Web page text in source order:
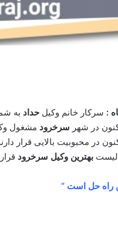
: سرکار خانم وکیل حداد به
در شهر سرخرود مشغول
در محبوبیت بالایی قرار
لیست بهترین وکیل سرخرود
راه حل است “